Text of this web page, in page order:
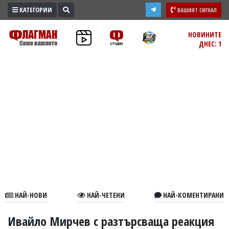
ПРОМО
ЗОНА
В
КАТЕГОРИИ ВАШИЯТ СИГНАЛ
НОВИНИТЕ
ДНЕС: 1
НАЙ-НОВИ НАЙ-ЧЕТЕНИ НАЙ-КОМЕНТИРАНИ
Ивайло Мирчев с разтърсваща реакция